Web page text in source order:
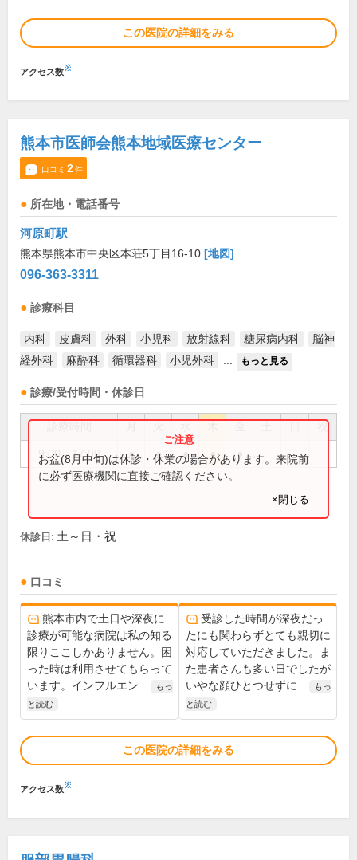
この医院の詳細をみる
アクセス数※
熊本市医師会熊本地域医療センター
口コミ 2件
所在地・電話番号
河原町駅
熊本県熊本市中央区本荘5丁目16-10 [地図]
096-363-3311
診療科目
内科 皮膚科 外科 小児科 放射線科 糖尿病内科
脳神
経外科
麻酔科 循環器科 小児外科 もっと見る
診療/受付時間・休診日
祝
9:00～17:00 ● ● ● ● ●
お盆(8月中旬)は休診・休業の場合があります。来院前
に必ず医療機関に直接ご確認ください。
×閉じる
休診日: 土～日・祝
口コミ
熊本市内で土日や深夜に
診療が可能な病院は私の知る
限りここしかありません。困
った時は利用させてもらって
います。インフルエン...
もっ
と読む
受診した時間が深夜だっ
たにも関わらずとても親切に
対応していただきました。ま
た患者さんも多い日でしたが
いやな顔ひとつせずに...
もっ
と読む
この医院の詳細をみる
アクセス数※